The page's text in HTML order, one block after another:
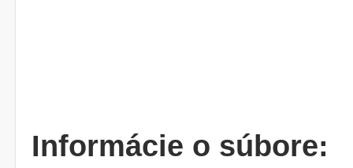
Informácie o súbore: